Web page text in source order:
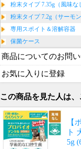
粉末タイプ 7.35g（風味な
粉末タイプ 7.2g（サーモ
専用スポイト＆溶解容器
保菌ケース
商品についてのお問
お気に入りに登録
この商品を見た人は
【
ト
5g